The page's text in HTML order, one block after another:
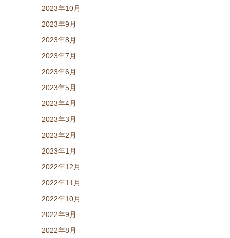
2023年10月
2023年9月
2023年8月
2023年7月
2023年6月
2023年5月
2023年4月
2023年3月
2023年2月
2023年1月
2022年12月
2022年11月
2022年10月
2022年9月
2022年8月